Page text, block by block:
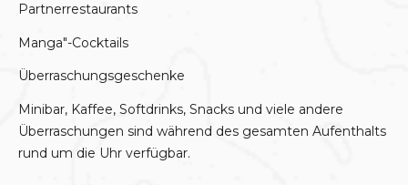
Partnerrestaurants
Manga"-Cocktails
Überraschungsgeschenke
Minibar, Kaffee, Softdrinks, Snacks und viele andere
Überraschungen sind während des gesamten Aufenthalts
rund um die Uhr verfügbar.